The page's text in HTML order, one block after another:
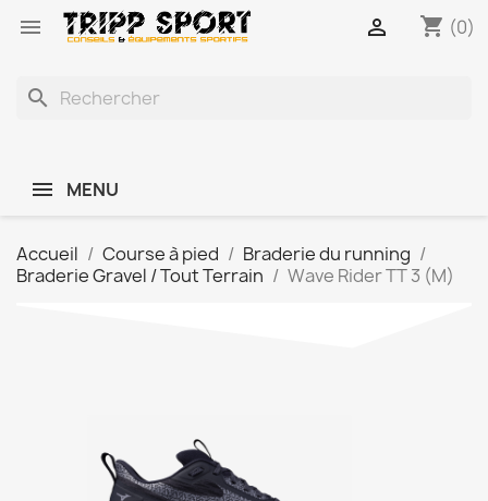
 shopping_cart (0)

search
MENU
Accueil Course à pied
Braderie du running
Braderie Gravel / Tout Terrain
Wave Rider TT 3 (M)